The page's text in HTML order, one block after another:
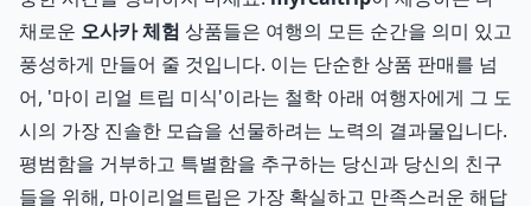
채로운 오사카 체험 상품들은 여행의 모든 순간을 의미 있고
풍성하게 만들어 줄 것입니다. 이는 단순한 상품 판매를 넘
어, '마이 리얼 트립 미식'이라는 철학 아래 여행자에게 그 도
시의 가장 진솔한 모습을 선물하려는 노력의 결과물입니다.
평범함을 거부하고 특별함을 추구하는 당신과 당신의 친구
들을 위해, 마이리얼트립은 가장 확실하고 만족스러운 해답